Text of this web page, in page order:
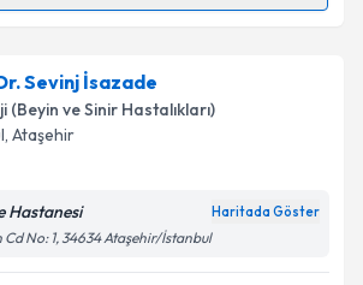
e-posta ile bilgilendireceğiz.
işlenmesine ilişkinAydınlatma
okudum ve kişisel verilerimin belirtilen
Sevinj İsazade
(Beyin ve Sinir Hastalıkları)
, Ataşehir
Hastanesi Haritada Göster
No: 1, 34634 Ataşehir/İstanbul